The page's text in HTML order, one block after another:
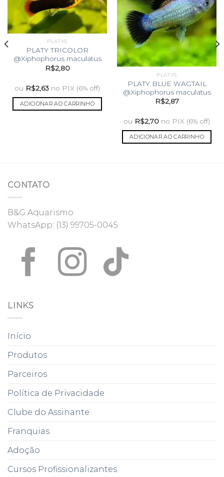
PLATYS
PLATY TRICOLOR
@Xiphophorus maculatus
R$2,80
ou R$2,63 no PIX (6% off)
ADICIONAR AO CARRINHO
PLATYS
PLATY BLUE WAGTAIL
@Xiphophorus maculatus
R$2,87
ou R$2,70 no PIX (6% off)
ADICIONAR AO CARRINHO
CONTATO
B&G Aquarismo
WhatsApp: (13) 99705-0045
LINKS
Início
Produtos
Parceiros
Política de Privacidade
Clube do Assinante
Franquias
Adoção
Cursos Profissionalizantes